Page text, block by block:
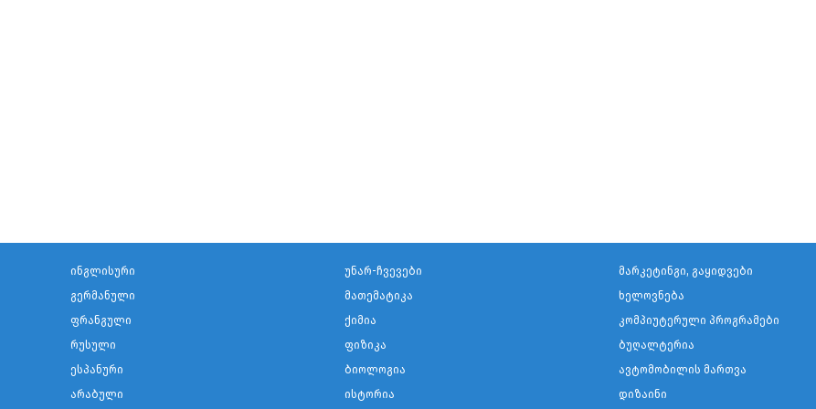
ინგლისური
გერმანული
ფრანგული
რუსული
ესპანური
არაბული
უნარ-ჩვევები
მათემატიკა
ქიმია
ფიზიკა
ბიოლოგია
ისტორია
მარკეტინგი, გაყიდვები
ხელოვნება
კომპიუტერული პროგრამები
ბუღალტერია
ავტომობილის მართვა
დიზაინი